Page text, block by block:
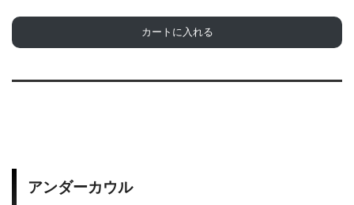
カートに入れる
アンダーカウル